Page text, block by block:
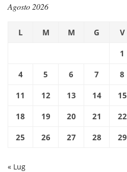
Agosto 2026
L M M G V
1
4 5 6 7 8
11 12 13 14 15
18 19 20 21 22
25 26 27 28 29
« Lug